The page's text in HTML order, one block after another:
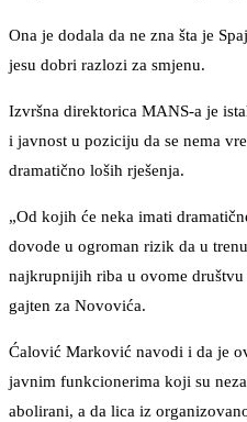
Ona je dodala da ne zna šta je
jesu dobri razlozi za smjenu.
Izvršna direktorica MANS-a je
i javnost u poziciju da se nema
dramatično loših rješenja.
„Od kojih će neka imati
dovode u ogroman rizik da u
najkrupnijih riba u ovome
gajten za Novovića.
Ćalović Marković navodi i da je
javnim funkcionerima koji su
abolirani, a da lica iz